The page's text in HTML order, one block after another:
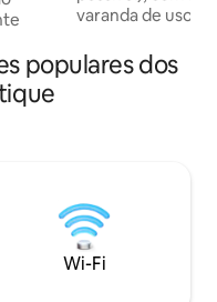
de
da
e
varanda de uso
crianças), onde
momentos
(geladeira, forno,
comum com
passos do centro
populares dos
Wi-Fi